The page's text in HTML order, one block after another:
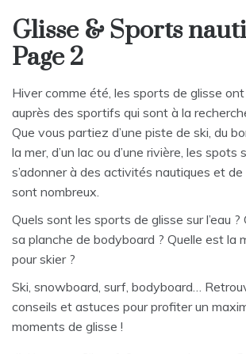
Glisse & Sports
Page 2
Hiver comme été, les sports de glisse
auprès des sportifs qui sont à la
Que vous partiez d’une piste de ski, du
la mer, d’un lac ou d’une rivière, les spots
s’adonner à des activités nautiques et de
sont nombreux.
Quels sont les sports de glisse sur l’eau
sa planche de bodyboard ? Quelle est la
pour skier ?
Ski, snowboard, surf, bodyboard…
conseils et astuces pour profiter un
moments de glisse !